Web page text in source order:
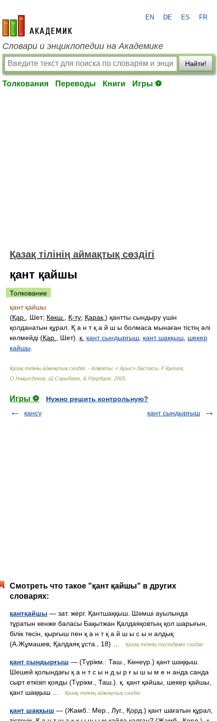
academic.ru
EN DE ES FR
Словари и энциклопедии на Академике
Найти!
Толкования Переводы Книги Игры ⚽
Қазақ тілінің аймақтық сөздігі
қант қайшы
Толкование
қант қайшы
(Қар. , Шет; Көкш. Қ-ту; Қарақ. ) қантты сындыру үшін
қолданатын құрал. Қ а н т қ а й ш ы болмаса мынаған тістің әлі
келмейді (Қар. , Шет). қ. қант сындырғыш қант шаққыш шекер
қайшы
Қазақ тілінің аймақтық сөздігі. - Алматы: « Арыс» баспасы Ғ.Қалиев,
О.Нақысбеков, Ш.Сарыбаев, А.Үдербаев 2005
Игры ⚽
Нужно решить контрольную?
қансу
қант сындырғыш
Смотреть что такое "қант қайшы" в других
словарях:
қантқайшы — зат. жерг. Қантшаққыш. Шәмші ауылында
тұратын кенже баласы Бақытжан Қалдаяқовтың қол шарығын,
білік төсін, қырғыш пен қ а н т қ а й ш ы с ы н алдық
(А.Жұмашев, Қалдаяқ ұста., 18) …
Қазақ тілінің түсіндірме сөздігі
қант сындырғыш — (Түрікм.: Таш., Көнеүр.) қант шаққыш.
Шешей қолындағы қ а н т с ы н д ы р ғ ы ш ы м е н анда санда
сырт еткізіп қояды (Түрікм., Таш.). қ. қант қайшы, шекер қайшы,
қант шаққыш …
Қазақ тілінің аймақтық сөздігі
қант шаққыш — (Жамб.: Мер., Луг., Қорд.) қант шағатын құрал,